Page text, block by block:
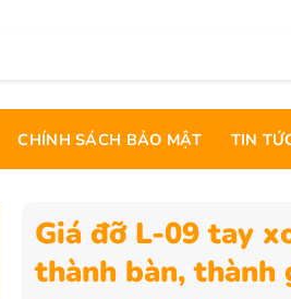
CHÍNH SÁCH BẢO MẬT TIN
Giá đỡ L-09 tay
thành bàn, thành